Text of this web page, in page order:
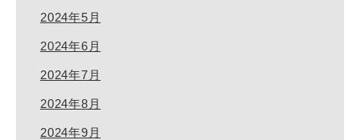
2024年5月
2024年6月
2024年7月
2024年8月
2024年9月